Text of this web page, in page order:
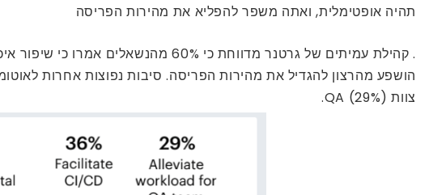
תהיה אופטימלית, ואתה משפר להפליא את מהירות הפריסה
צוות QA (29%).